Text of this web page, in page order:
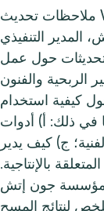
المدير التنفيذي
الربحية والفنون
كيفية استخدام
في ذلك: أ) أدوات
ج) كيف يدير
بالإنتاجية.
مؤسسة جون إتش